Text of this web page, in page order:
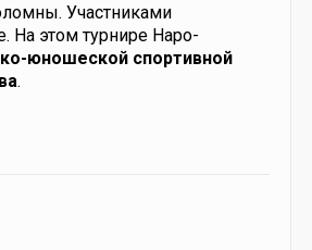
. Участниками
На этом турнире Наро-
юношеской спортивной
.